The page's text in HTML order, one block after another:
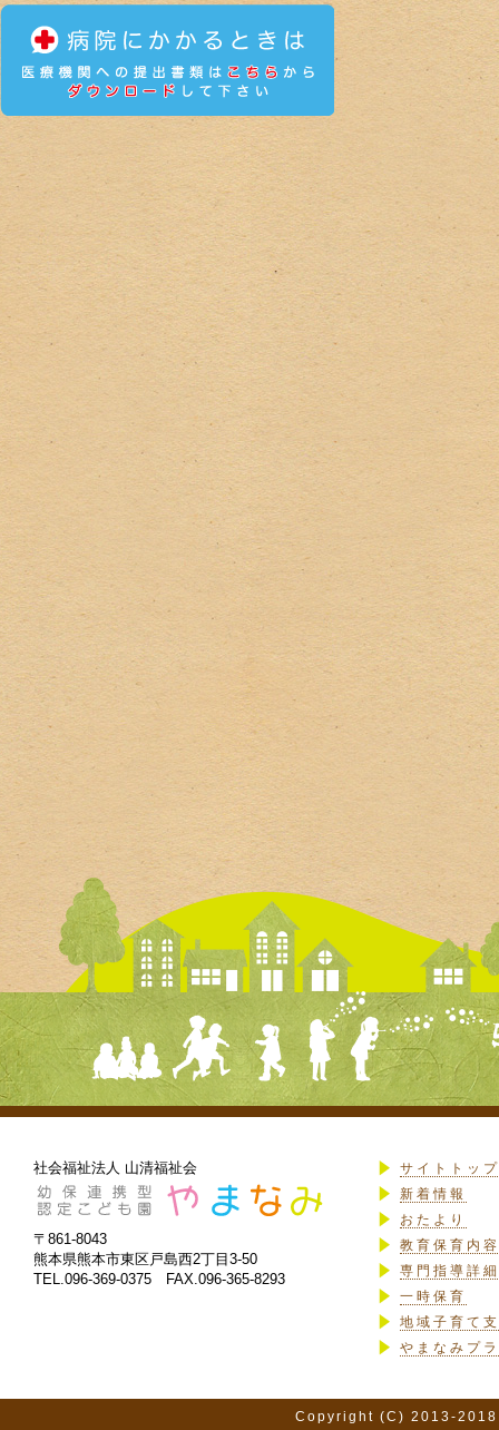
社会福祉法人 山清福祉会
〒861-8043
熊本県熊本市東区戸島西2丁目3-50
TEL.096-369-0375 FAX.096-365-8293
サイトトップ
新着情報
おたより
教育保育内
専門指導詳細
一時保育
地域子育て
やまなみプ
Copyright (C) 2013-